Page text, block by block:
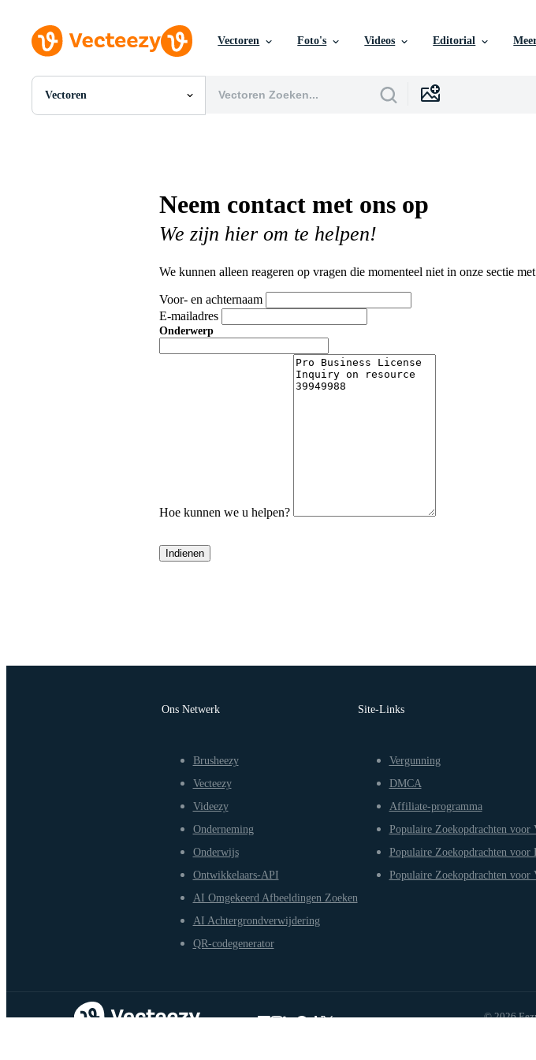
Vectoren Foto's Videos Editorial
Vectoren
Alle Afbeeldingen
Redactionele Evenementen
Neem contact met ons op
We zijn hier om te helpen!
We kunnen alleen reageren op vragen die momenteel niet in onze sectie met
Voor- en achternaam
E-mailadres
Onderwerp
Hoe kunnen we u helpen?
Indienen
Ons Netwerk
Brusheezy
Vecteezy
Videezy
Onderneming
Onderwijs
Ontwikkelaars-API
AI Omgekeerd Afbeeldingen Zoeken
AI Achtergrondverwijdering
QR-codegenerator
Site-Links
Vergunning
DMCA
Affiliate-programma
Populaire Zoekopdrachten voor
Populaire Zoekopdrachten voor
Populaire Zoekopdrachten voor
© 2026